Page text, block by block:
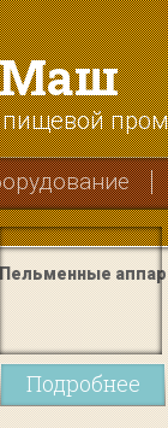
пищевой
Пельменные
Подробнее